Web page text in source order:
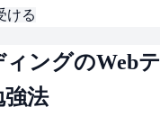
ける
ィングのWeb
法